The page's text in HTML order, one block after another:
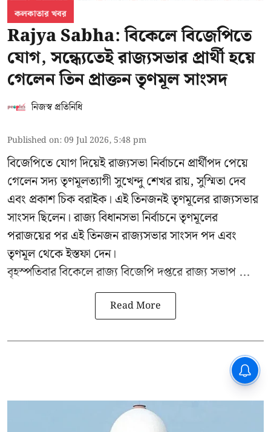
কলকাতার খবর
Rajya Sabha: বিকেলে বিজেপিতে
যোগ, সন্ধ্যেতেই রাজ্যসভার প্রার্থী হয়ে
গেলেন তিন প্রাক্তন তৃণমূল সাংসদ
নিজস্ব প্রতিনিধি
Published on:09 Jul 2026, 5:48 pm
বিজেপিতে যোগ দিয়েই রাজ্যসভা নির্বাচনে প্রার্থীপদ পেয়ে
গেলেন সদ্য তৃণমূলত্যাগী সুখেন্দু শেখর রায়, সুস্মিতা দেব
এবং প্রকাশ চিক বরাইক। এই তিনজনই তৃণমূলের রাজ্যসভার
সাংসদ ছিলেন। রাজ্য বিধানসভা নির্বাচনে তৃণমূলের
পরাজয়ের পর এই তিনজন রাজ্যসভার সাংসদ পদ এবং
তৃণমূল থেকে ইস্তফা দেন।
বৃহস্পতিবার বিকেলে রাজ্য বিজেপি দপ্তরেরাজ্য সভাপ ...
Read More